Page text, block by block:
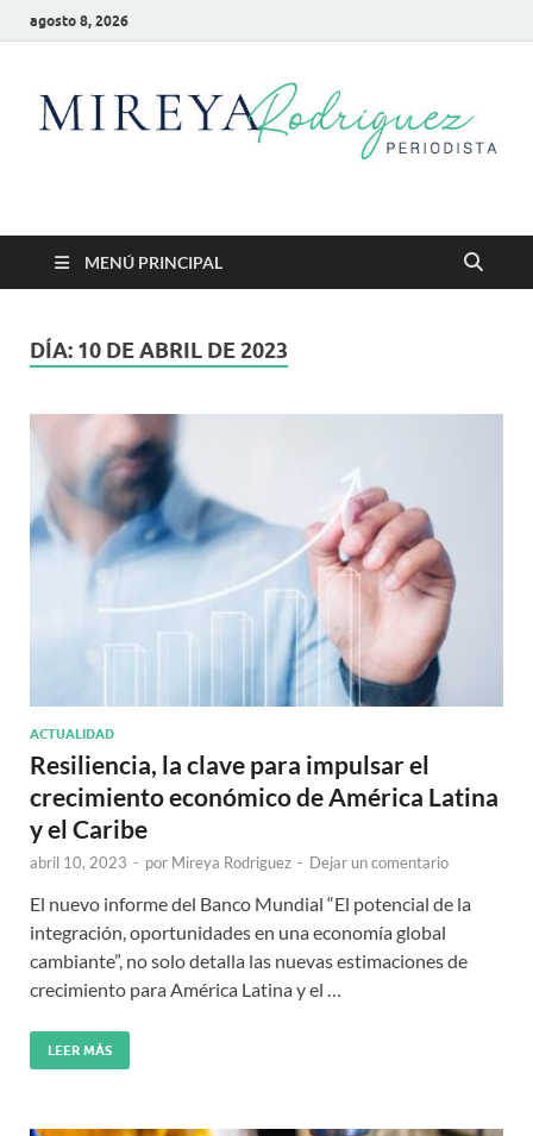
agosto 8, 2026
Mireya Rodriguez
MENÚ PRINCIPAL
DÍA: 10 DE ABRIL DE 2023
ACTUALIDAD
Resiliencia, la clave para impulsar el
crecimiento económico de América Latina
y el Caribe
abril 10, 2023 - por Mireya Rodriguez - Dejar un comentario
El nuevo informe del Banco Mundial “El potencial de la
integración, oportunidades en una economía global
cambiante”, no solo detalla las nuevas estimaciones de
crecimiento para América Latina y el …
LEER MÁS